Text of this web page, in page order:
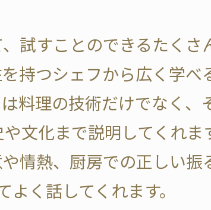
試すことのできるたくさ
持つシェフから広く学べ
料理の技術だけでなく、
文化まで説明してくれま
情熱、厨房での正しい振
よく話してくれます。